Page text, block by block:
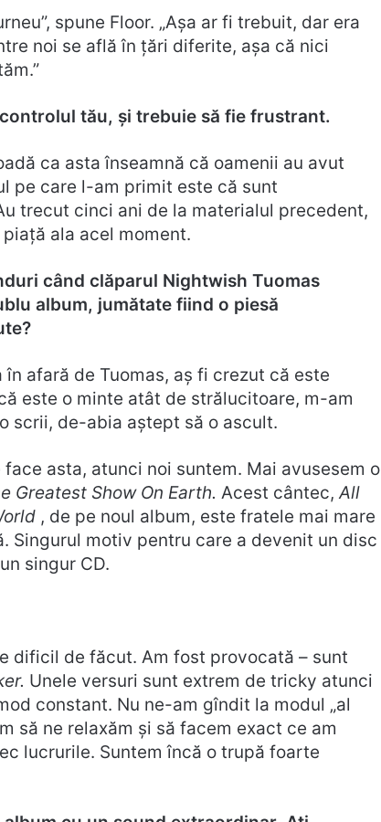
spune Floor. „Așa ar fi trebuit, dar era
noi se află în țări diferite, așa că nici
tău, și trebuie să fie frustrant.
ca asta înseamnă că oamenii au avut
pe care l-am primit este că sunt
trecut cinci ani de la materialul precedent,
ala acel moment.
când clăparul Nightwish Tuomas
album, jumătate fiind o piesă
afară de Tuomas, aș fi crezut că este
este o minte atât de strălucitoare, m-am
scrii, de-abia aștept să o ascult.
asta, atunci noi suntem. Mai avusesem o
Greatest Show On Earth. Acest cântec,All
, de pe noul album, este fratele mai mare
Singurul motiv pentru care a devenit un disc
singur CD.
dificil de făcut. Am fost provocată – sunt
Unele versuri sunt extrem de tricky atunci
constant. Nu ne-am gîndit la modul „al
să ne relaxăm și să facem exact ce am
lucrurile. Suntem încă o trupă foarte